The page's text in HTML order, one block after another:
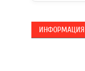
ИНФОРМАЦИЯ